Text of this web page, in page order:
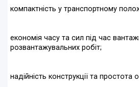
компактність у транспортному
економія часу та сил під час
розвантажувальних робіт;
надійність конструкції та простота